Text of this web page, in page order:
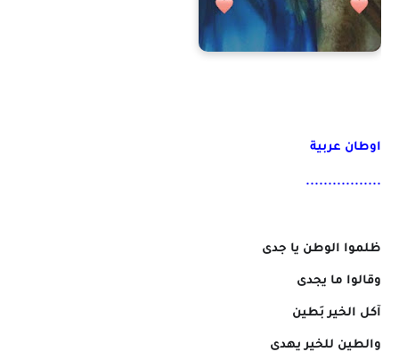
اوطان عربية
.................
ظلموا الوطن يا جدى
وقالوا ما يجدى
آكل الخير بَطين
والطين للخير يهدى